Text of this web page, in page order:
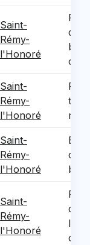
Saint-
Rémy-
l'Honoré
des
Saint-
Rémy-
l'Honoré
Saint-
Rémy-
l'Honoré
Saint-
Rémy-
l'Honoré
des